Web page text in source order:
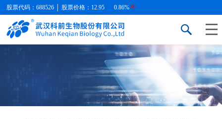
股票代码：688526 │ 股票价格： 12.95 0.86%